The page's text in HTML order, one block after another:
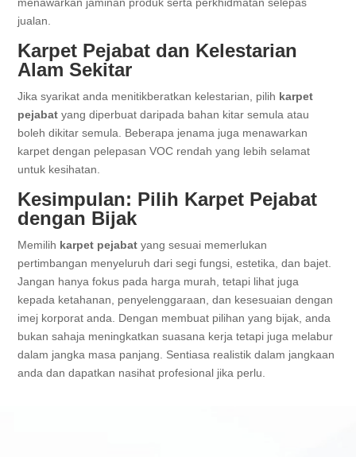
jualan.
Karpet Pejabat dan Kelestarian
Alam Sekitar
Jika syarikat anda menitikberatkan kelestarian, pilih karpet
pejabat yang diperbuat daripada bahan kitar semula atau
boleh dikitar semula. Beberapa jenama juga menawarkan
karpet dengan pelepasan VOC rendah yang lebih selamat
untuk kesihatan.
Kesimpulan: Pilih Karpet Pejabat
dengan Bijak
Memilih karpet pejabat yang sesuai memerlukan
pertimbangan menyeluruh dari segi fungsi, estetika, dan bajet.
Jangan hanya fokus pada harga murah, tetapi lihat juga
kepada ketahanan, penyelenggaraan, dan kesesuaian dengan
imej korporat anda. Dengan membuat pilihan yang bijak, anda
bukan sahaja meningkatkan suasana kerja tetapi juga melabur
dalam jangka masa panjang. Sentiasa realistik dalam jangkaan
anda dan dapatkan nasihat profesional jika perlu.